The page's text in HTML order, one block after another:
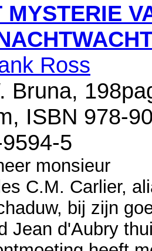
MYSTERIE
Ross
Bruna,
ISBN 978-
5
monsieur
C.M. Carlier,
bij zijn
Jean d'Aubry